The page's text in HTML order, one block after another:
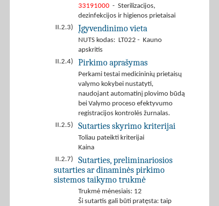
33191000 - Sterilizacijos,
dezinfekcijos ir higienos prietaisai
II.2.3)
Įgyvendinimo vieta
NUTS kodas: LT022 - Kauno
apskritis
II.2.4)
Pirkimo aprašymas
Perkami testai medicininių prietaisų
valymo kokybei nustatyti,
naudojant automatinį plovimo būdą
bei Valymo proceso efektyvumo
registracijos kontrolės žurnalas.
II.2.5)
Sutarties skyrimo kriterijai
Toliau pateikti kriterijai
Kaina
II.2.7)
Sutarties, preliminariosios
sutarties ar dinaminės pirkimo
sistemos taikymo trukmė
Trukmė mėnesiais: 12
Ši sutartis gali būti pratęsta: taip